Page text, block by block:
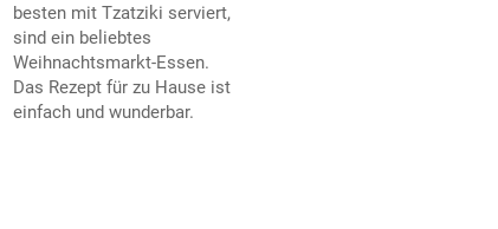
besten mit Tzatziki serviert,
sind ein beliebtes
Weihnachtsmarkt-Essen.
Das Rezept für zu Hause ist
einfach und wunderbar.